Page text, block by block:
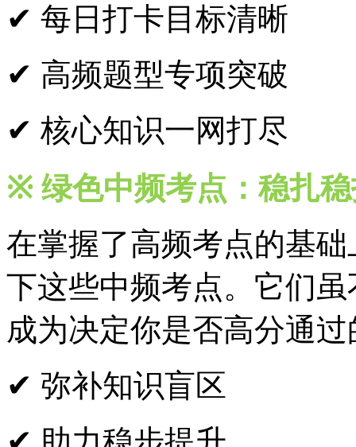
✔ 每日打卡目标清晰
✔ 高频题型专项突破
✔ 核心知识一网打尽
※ 绿色中频考点：稳扎
在掌握了高频考点的基
下这些中频考点。它们
成为决定你是否高分通
✔ 弥补知识盲区